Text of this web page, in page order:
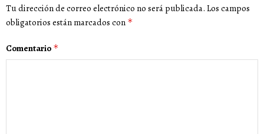
Tu dirección de correo electrónico no será publicada. Los campos
obligatorios están marcados con *
Comentario *